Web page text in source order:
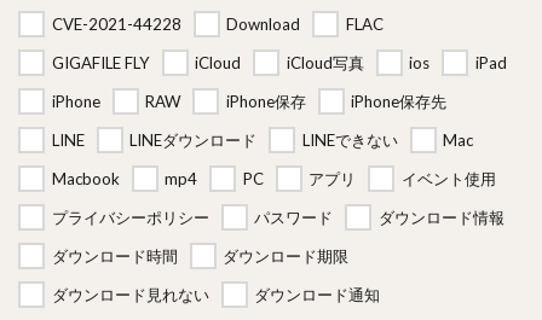
CVE-2021-44228
Download
FLAC
GIGAFILE FLY
iCloud iCloud写真 ios
iPad
iPhone
RAW iPhone保存
iPhone保存先
LINE
LINEダウンロード LINEできない
Mac
Macbook
mp4 PC アプリ
イベント使用
プライバシーポリシー
パスワード
ダウンロード情報
ダウンロード時間
ダウンロード期限
ダウンロード見れない
ダウンロード通知